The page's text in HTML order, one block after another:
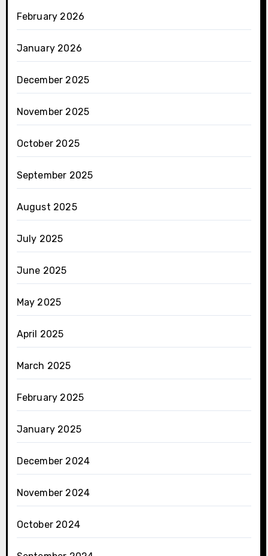
February 2026
January 2026
December 2025
November 2025
October 2025
September 2025
August 2025
July 2025
June 2025
May 2025
April 2025
March 2025
February 2025
January 2025
December 2024
November 2024
October 2024